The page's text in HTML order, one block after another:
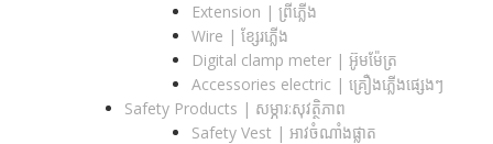
Extension | ព្រីភ្លើង
Wire | ខ្សែរភ្លើង
Digital clamp meter | អ៊ូមម៉ែត្រ
Accessories electric | គ្រឿងភ្លើងផ្សេងៗ
Safety Products | សម្ភារ:សុវត្ថិភាព
Safety Vest | អាវចំណាំងផ្លាត